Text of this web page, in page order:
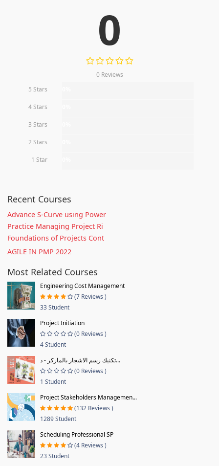
0
0 Reviews
5 Stars
4 Stars
3 Stars
2 Stars
1 Star
Recent Courses
Advance S-Curve using Power
Practice Managing Project Ri
Foundations of Projects Cont
AGILE IN PMP 2022
Most Related Courses
Engineering Cost Management
(7 Reviews )
33 Student
Project Initiation
(0 Reviews )
4 Student
تكنيك رسم الاشجار بالماركر - د...
(0 Reviews )
1 Student
Project Stakeholders Managemen...
(132 Reviews )
1289 Student
Scheduling Professional SP
(4 Reviews )
23 Student